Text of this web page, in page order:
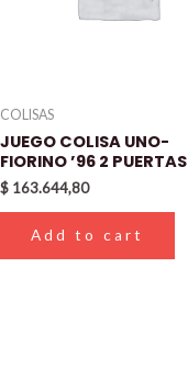
COLISAS
JUEGO COLISA UNO-
FIORINO ’96 2 PUERTAS
$ 163.644,80
Add to cart